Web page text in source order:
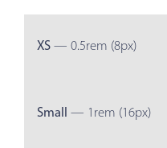
XS — 0.5rem (8px)
Small — 1rem (16px)